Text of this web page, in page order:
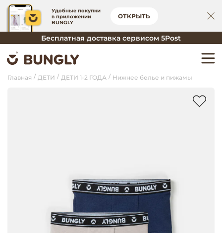
Удобные покупки
в приложении
BUNGLY
ОТКРЫТЬ
Бесплатная доставка сервисом 5Post
Главная ДЕТИ ДЕТИ 1-2 ГОДА Нижнее белье и пижамы